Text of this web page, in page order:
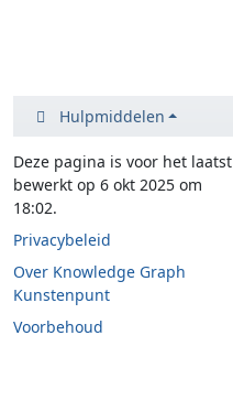
Hulpmiddelen
Deze pagina is voor het laatst
bewerkt op 6 okt 2025 om
18:02.
Privacybeleid
Over Knowledge Graph
Kunstenpunt
Voorbehoud